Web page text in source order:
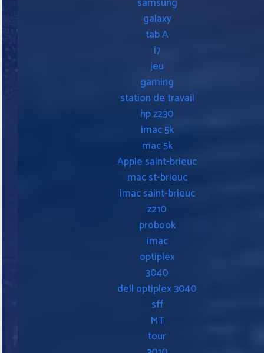
galaxy
tab A
i7
jeu
gaming
station de travail
hp z230
imac 5k
mac 5k
Apple saint-brieuc
mac st-brieuc
imac saint-brieuc
z210
probook
imac
optiplex
3040
dell optiplex 3040
sff
MT
tour